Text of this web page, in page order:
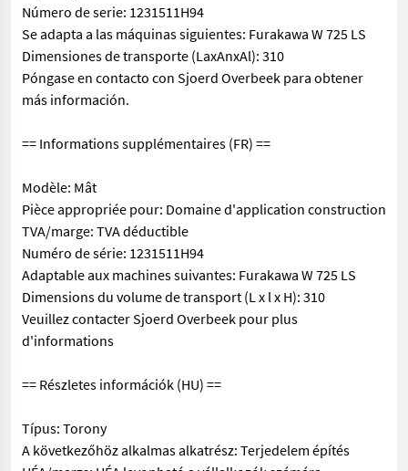
Número de serie: 1231511H94
Se adapta a las máquinas siguientes: Furakawa W 725 LS
Dimensiones de transporte (LaxAnxAl): 310
Póngase en contacto con Sjoerd Overbeek para obtener
más información.
== Informations supplémentaires (FR) ==
Modèle: Mât
Pièce appropriée pour: Domaine d'application construction
TVA/marge: TVA déductible
Numéro de série: 1231511H94
Adaptable aux machines suivantes: Furakawa W 725 LS
Dimensions du volume de transport (L x l x H): 310
Veuillez contacter Sjoerd Overbeek pour plus
d'informations
== Részletes információk (HU) ==
Típus: Torony
A következőhöz alkalmas alkatrész: Terjedelem építés